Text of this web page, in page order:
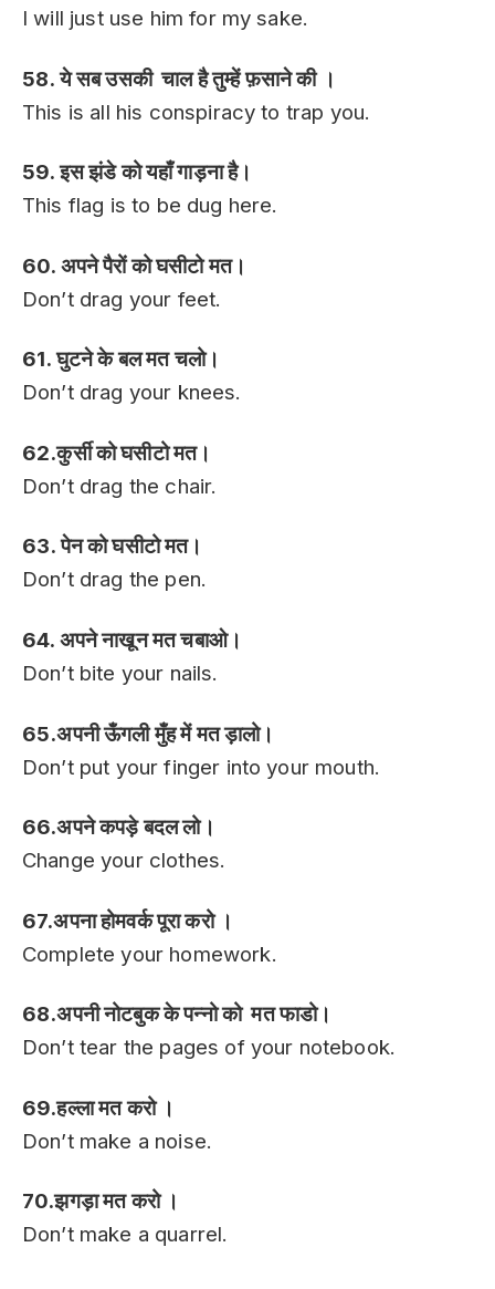
I will just use him for my sake.
58. ये सब उसकी चाल है तुम्हें फ़साने की ।
This is all his conspiracy to trap you.
59. इस झंडे को यहाँ गाड़ना है।
This flag is to be dug here.
60. अपने पैरों को घसीटो मत।
Don’t drag your feet.
61. घुटने के बल मत चलो।
Don’t drag your knees.
62.कुर्सी को घसीटो मत।
Don’t drag the chair.
63. पेन को घसीटो मत।
Don’t drag the pen.
64. अपने नाखून मत चबाओ।
Don’t bite your nails.
65.अपनी ऊँगली मुँह में मत ड़ालो।
Don’t put your finger into your mouth.
66.अपने कपड़े बदल लो।
Change your clothes.
67.अपना होमवर्क पूरा करो ।
Complete your homework.
68.अपनी नोटबुक के पन्नो को मत फाडो।
Don’t tear the pages of your notebook.
69.हल्ला मत करो ।
Don’t make a noise.
70.झगड़ा मत करो ।
Don’t make a quarrel.